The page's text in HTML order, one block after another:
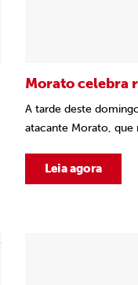
Morato celebra
A tarde deste
atacante Morato, que
Leia agora